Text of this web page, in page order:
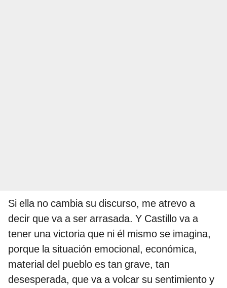
Si ella no cambia su discurso, me atrevo a
decir que va a ser arrasada. Y Castillo va a
tener una victoria que ni él mismo se imagina,
porque la situación emocional, económica,
material del pueblo es tan grave, tan
desesperada, que va a volcar su sentimiento y